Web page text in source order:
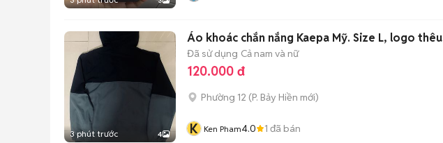
3 phút trước 4
Áo khoác chắn nắng Kaepa Mỹ. Size L, logo thêu
Đã sử dụng Cả nam và nữ
120.000 đ
Phường 12 (P. Bảy Hiền mới)
K Ken Pham4.0 1 đã bán